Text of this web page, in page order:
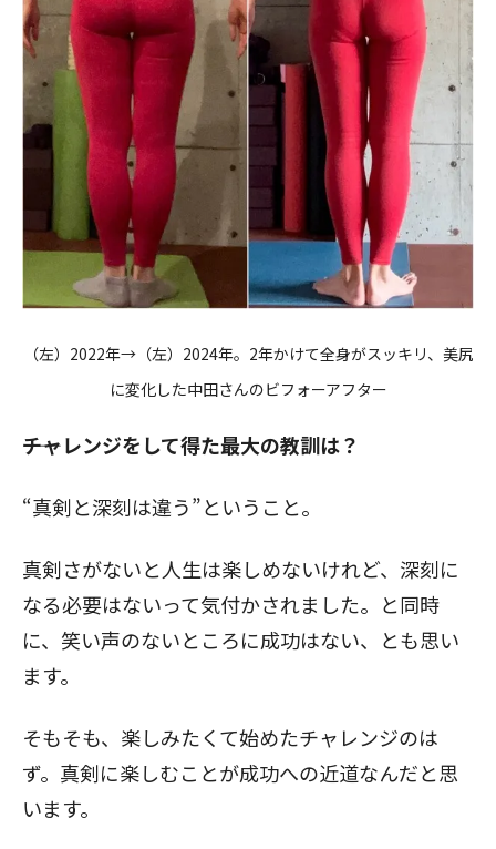
（左）2022年→（左）2024年。2年かけて全身がスッキリ、美尻
に変化した中田さんのビフォーアフター
――チャレンジをして得た最大の教訓は？
“真剣と深刻は違う”ということ。
真剣さがないと人生は楽しめないけれど、深刻に
なる必要はないって気付かされました。と同時
に、笑い声のないところに成功はない、とも思い
ます。
そもそも、楽しみたくて始めたチャレンジのは
ず。真剣に楽しむことが成功への近道なんだと思
います。